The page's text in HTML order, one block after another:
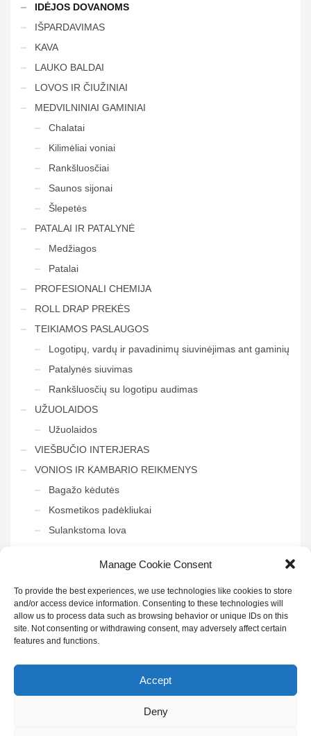
Manage Cookie Consent
To provide the best experiences, we use technologies like cookies to store
and/or access device information. Consenting to these technologies will
allow us to process data such as browsing behavior or unique IDs on this
site. Not consenting or withdrawing consent, may adversely affect certain
features and functions.
Accept
Deny
IDĖJOS DOVANOMS
IŠPARDAVIMAS
KAVA
LAUKO BALDAI
LOVOS IR ČIUŽINIAI
MEDVILNINIAI GAMINIAI
Chalatai
Kilimėliai voniai
Rankšluosčiai
Saunos sijonai
Šlepetės
PATALAI IR PATALYNĖ
Medžiagos
Patalai
PROFESIONALI CHEMIJA
ROLL DRAP PREKĖS
TEIKIAMOS PASLAUGOS
Logotipų, vardų ir pavadinimų siuvinėjimas ant gaminių
Patalynės siuvimas
Rankšluosčių su logotipu audimas
UŽUOLAIDOS
Užuolaidos
VIEŠBUČIO INTERJERAS
VONIOS IR KAMBARIO REIKMENYS
Bagažo kėdutės
Kosmetikos padėkliukai
Sulankstoma lova
Veidrodis į vonią
© 2022 UAB "Henda" | Visos teisės saugomos | Sukūrė